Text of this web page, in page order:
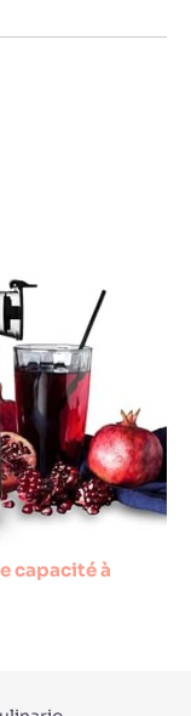
capacité à